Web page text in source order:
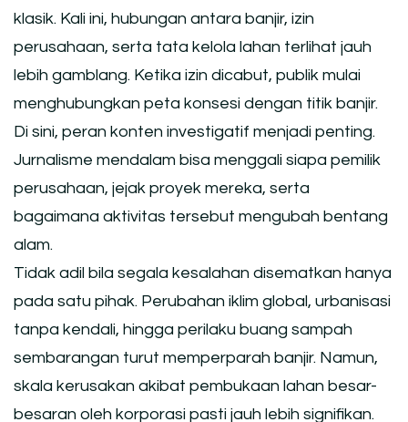
klasik. Kali ini, hubungan antara banjir, izin
perusahaan, serta tata kelola lahan terlihat jauh
lebih gamblang. Ketika izin dicabut, publik mulai
menghubungkan peta konsesi dengan titik banjir.
Di sini, peran konten investigatif menjadi penting.
Jurnalisme mendalam bisa menggali siapa pemilik
perusahaan, jejak proyek mereka, serta
bagaimana aktivitas tersebut mengubah bentang
alam.
Tidak adil bila segala kesalahan disematkan hanya
pada satu pihak. Perubahan iklim global, urbanisasi
tanpa kendali, hingga perilaku buang sampah
sembarangan turut memperparah banjir. Namun,
skala kerusakan akibat pembukaan lahan besar-
besaran oleh korporasi pasti jauh lebih signifikan.